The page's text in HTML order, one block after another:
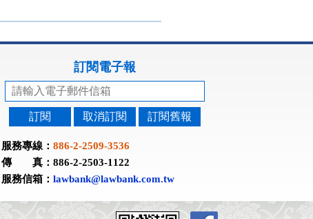
訂閱電子報
訂閱 取消訂閱 訂閱舊報
服務專線： 886-2-2509-3536
傳 真：886-2-2503-1122
服務信箱： lawbank@lawbank.com.tw